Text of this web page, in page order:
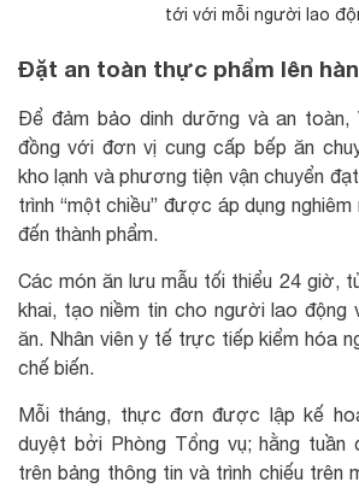
tới với mỗi người lao
Đặt an toàn thực phẩm lên
Để đảm bảo dinh dưỡng và an toàn,
đồng với đơn vị cung cấp bếp ăn
kho lạnh và phương tiện vận chuyển
trình “một chiều” được áp dụng
đến thành phẩm.
Các món ăn lưu mẫu tối thiểu 24 giờ,
khai, tạo niềm tin cho người lao động
ăn. Nhân viên y tế trực tiếp kiểm hóa
chế biến.
Mỗi tháng, thực đơn được lập kế
duyệt bởi Phòng Tổng vụ; hằng tuần
trên bảng thông tin và trình chiếu trên